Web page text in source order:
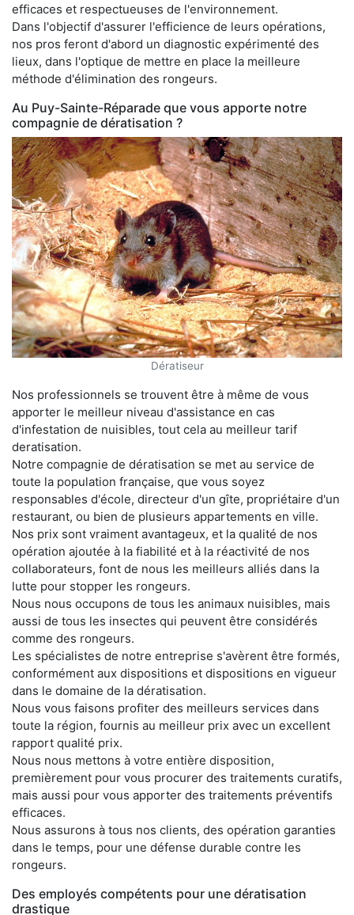
efficaces et respectueuses de l'environnement.
Dans l'objectif d'assurer l'efficience de leurs opérations,
nos pros feront d'abord un diagnostic expérimenté des
lieux, dans l'optique de mettre en place la meilleure
méthode d'élimination des rongeurs.
Au Puy-Sainte-Réparade que vous apporte notre
compagnie de dératisation ?
Dératiseur
Nos professionnels se trouvent être à même de vous
apporter le meilleur niveau d'assistance en cas
d'infestation de nuisibles, tout cela au meilleur tarif
deratisation.
Notre compagnie de dératisation se met au service de
toute la population française, que vous soyez
responsables d'école, directeur d'un gîte, propriétaire d'un
restaurant, ou bien de plusieurs appartements en ville.
Nos prix sont vraiment avantageux, et la qualité de nos
opération ajoutée à la fiabilité et à la réactivité de nos
collaborateurs, font de nous les meilleurs alliés dans la
lutte pour stopper les rongeurs.
Nous nous occupons de tous les animaux nuisibles, mais
aussi de tous les insectes qui peuvent être considérés
comme des rongeurs.
Les spécialistes de notre entreprise s'avèrent être formés,
conformément aux dispositions et dispositions en vigueur
dans le domaine de la dératisation.
Nous vous faisons profiter des meilleurs services dans
toute la région, fournis au meilleur prix avec un excellent
rapport qualité prix.
Nous nous mettons à votre entière disposition,
premièrement pour vous procurer des traitements curatifs,
mais aussi pour vous apporter des traitements préventifs
efficaces.
Nous assurons à tous nos clients, des opération garanties
dans le temps, pour une défense durable contre les
rongeurs.
Des employés compétents pour une dératisation
drastique